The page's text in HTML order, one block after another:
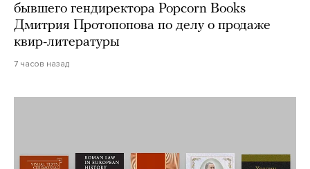
бывшего гендиректора Popcorn Books
Дмитрия Протопопова по делу о продаже
квир-литературы
7 часов назад